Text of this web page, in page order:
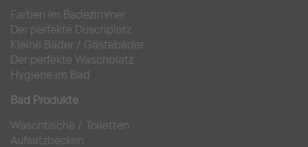
Farben im Badezimmer
Der perfekte Duschplatz
Kleine Bäder / Gästebäder
Der perfekte Waschplatz
Hygiene im Bad
Bad Produkte
Waschtische / Toiletten
Aufsatzbecken